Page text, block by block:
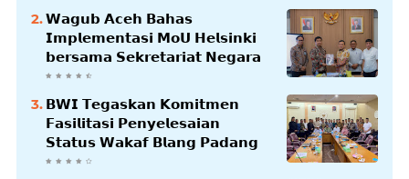
𝗪𝗮𝗴𝘂𝗯 𝗔𝗰𝗲𝗵 𝗕𝗮𝗵𝗮𝘀
𝗜𝗺𝗽𝗹𝗲𝗺𝗲𝗻𝘁𝗮𝘀𝗶 𝗠𝗼𝗨 𝗛𝗲𝗹𝘀𝗶𝗻𝗸𝗶
𝗯𝗲𝗿𝘀𝗮𝗺𝗮 𝗦𝗲𝗸𝗿𝗲𝘁𝗮𝗿𝗶𝗮𝘁 𝗡𝗲𝗴𝗮𝗿𝗮
𝗕𝗪𝗜 𝗧𝗲𝗴𝗮𝘀𝗸𝗮𝗻 𝗞𝗼𝗺𝗶𝘁𝗺𝗲𝗻
𝗙𝗮𝘀𝗶𝗹𝗶𝘁𝗮𝘀𝗶 𝗣𝗲𝗻𝘆𝗲𝗹𝗲𝘀𝗮𝗶𝗮𝗻
𝗦𝘁𝗮𝘁𝘂𝘀 𝗪𝗮𝗸𝗮𝗳 𝗕𝗹𝗮𝗻𝗴 𝗣𝗮𝗱𝗮𝗻𝗴